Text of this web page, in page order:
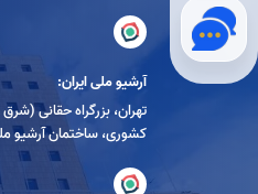
آرشیو ملی ایران:
تهران، بزرگراه حقانی
کشوری، ساختمان آرشیو